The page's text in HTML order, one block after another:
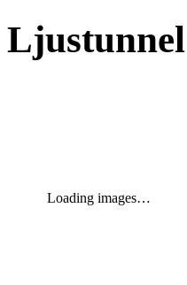
Ljustunnel
Loading images…